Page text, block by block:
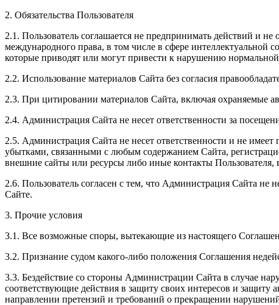
2. Обязательства Пользователя
2.1. Пользователь соглашается не предпринимать действий и
международного права, в том числе в сфере
которые приводят или могут привести к нарушению
2.2. Использование материалов Сайта без согласия
2.3. При цитировании материалов Сайта, включая охраняемые
2.4. Администрация Сайта не несет ответственности за
2.5. Администрация Сайта не несет ответственности и не
убытками, связанными с любым содержанием Сайта,
внешние сайты или ресурсы либо иные контакты
2.6. Пользователь согласен с тем, что Администрация Сайта не
Сайте.
3. Прочие условия
3.1. Все возможные споры, вытекающие из настоящего
3.2. Признание судом какого-либо положения Соглашения
3.3. Бездействие со стороны Администрации Сайта в случае
соответствующие действия в защиту своих интересов и защиту
направлении претензий и требований о прекращении